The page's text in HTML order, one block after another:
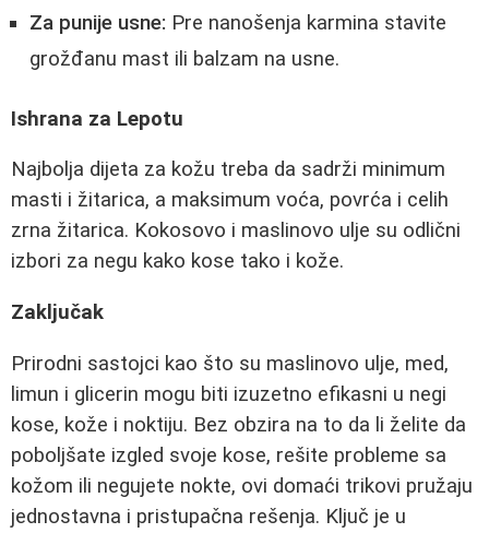
Za punije usne: Pre nanošenja karmina stavite
grožđanu mast ili balzam na usne.
Ishrana za Lepotu
Najbolja dijeta za kožu treba da sadrži minimum
masti i žitarica, a maksimum voća, povrća i celih
zrna žitarica. Kokosovo i maslinovo ulje su odlični
izbori za negu kako kose tako i kože.
Zaključak
Prirodni sastojci kao što su maslinovo ulje, med,
limun i glicerin mogu biti izuzetno efikasni u negi
kose, kože i noktiju. Bez obzira na to da li želite da
poboljšate izgled svoje kose, rešite probleme sa
kožom ili negujete nokte, ovi domaći trikovi pružaju
jednostavna i pristupačna rešenja. Ključ je u